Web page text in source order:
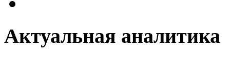
Актуальная аналитика